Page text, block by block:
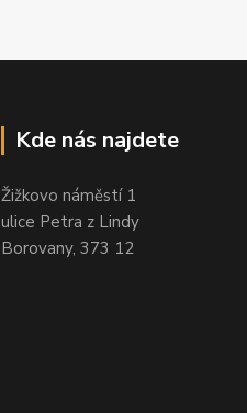
Kde nás najdete
Žižkovo náměstí 1
ulice Petra z Lindy
Borovany, 373 12